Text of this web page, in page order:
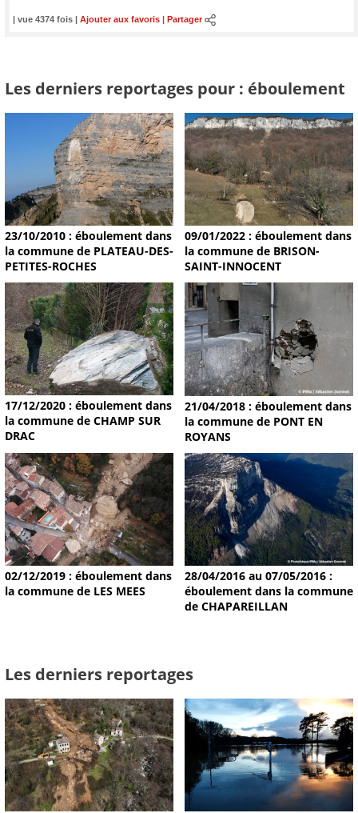
| vue 4374 fois | Ajouter aux favoris Partager
Les derniers reportages pour : éboulement
23/10/2010 : éboulement dans
la commune de PLATEAU-DES-
PETITES-ROCHES
09/01/2022 : éboulement dans
la commune de BRISON-
SAINT-INNOCENT
17/12/2020 : éboulement dans
la commune de CHAMP SUR
DRAC
21/04/2018 : éboulement dans
la commune de PONT EN
ROYANS
02/12/2019 : éboulement dans
la commune de LES MEES
28/04/2016 au 07/05/2016 :
éboulement dans la commune
de CHAPAREILLAN
Les derniers reportages